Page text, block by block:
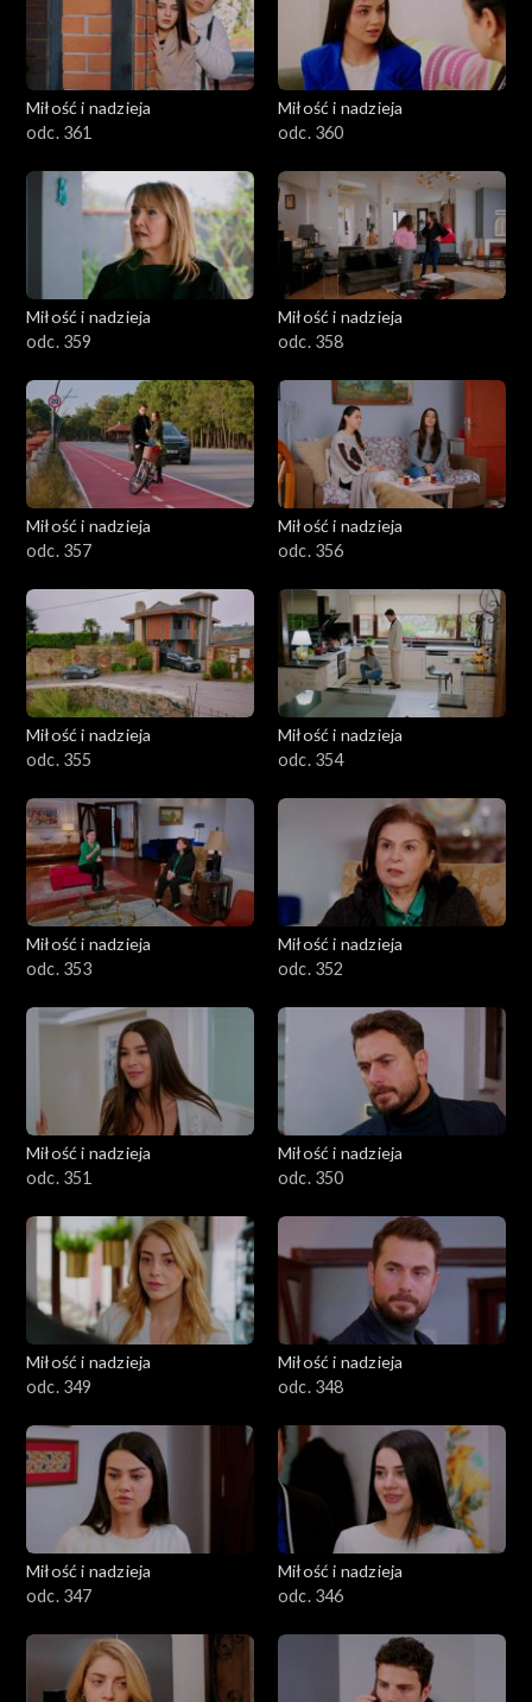
Miłość i nadzieja
odc. 361
Miłość i nadzieja
odc. 360
Miłość i nadzieja
odc. 359
Miłość i nadzieja
odc. 358
Miłość i nadzieja
odc. 357
Miłość i nadzieja
odc. 356
Miłość i nadzieja
odc. 355
Miłość i nadzieja
odc. 354
Miłość i nadzieja
odc. 353
Miłość i nadzieja
odc. 352
Miłość i nadzieja
odc. 351
Miłość i nadzieja
odc. 350
Miłość i nadzieja
odc. 349
Miłość i nadzieja
odc. 348
Miłość i nadzieja
odc. 347
Miłość i nadzieja
odc. 346